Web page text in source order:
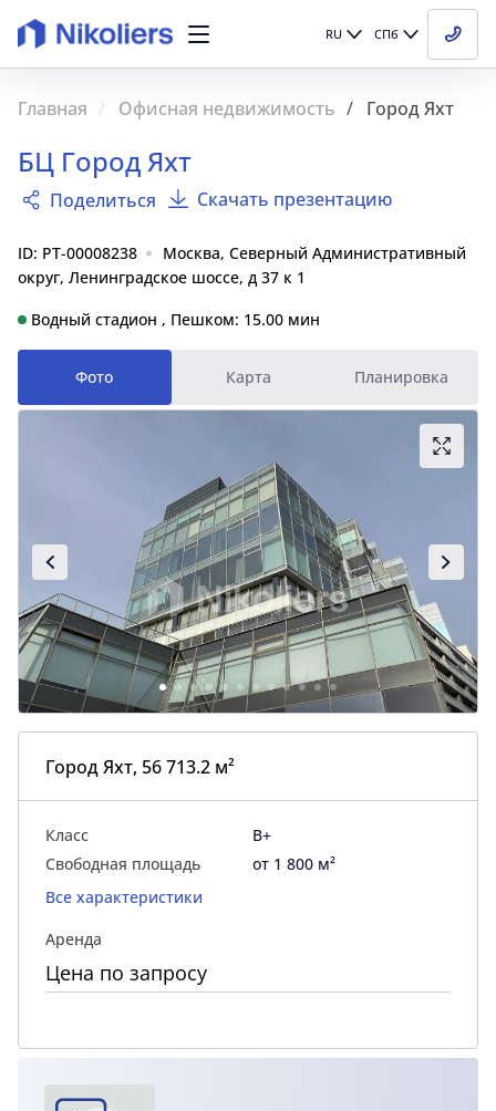
RU СПб
Главная Офисная недвижимость Город Яхт
БЦ Город Яхт
Поделиться Скачать презентацию
ID: PT-00008238
Москва, Северный Административный
округ, Ленинградское шоссе, д 37 к 1
Водный стадион , Пешком: 15.00 мин
Фото Карта Планировка
Город Яхт, 56 713.2 м²
Класс
B+
Свободная площадь
от 1 800 м²
Все характеристики
Аренда
Цена по запросу